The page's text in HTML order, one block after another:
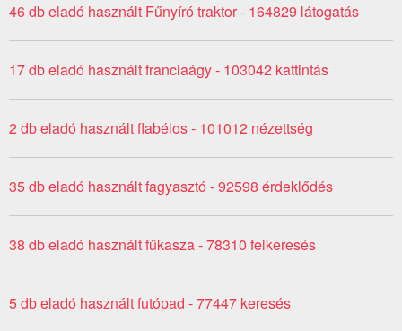
46 db eladó használt Fűnyíró traktor - 164829 látogatás
17 db eladó használt franciaágy - 103042 kattintás
2 db eladó használt flabélos - 101012 nézettség
35 db eladó használt fagyasztó - 92598 érdeklődés
38 db eladó használt fűkasza - 78310 felkeresés
5 db eladó használt futópad - 77447 keresés